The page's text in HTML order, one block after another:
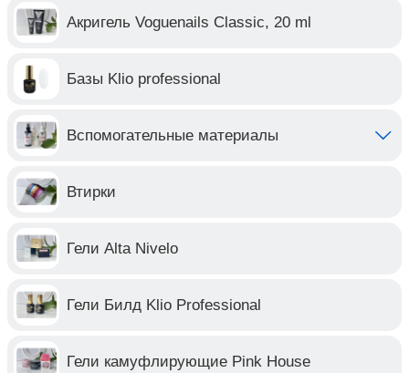
Акригель Voguenails Classic, 20 ml
Базы Klio professional
Вспомогательные материалы
Втирки
Гели Alta Nivelo
Гели Билд Klio Professional
Гели камуфлирующие Pink House